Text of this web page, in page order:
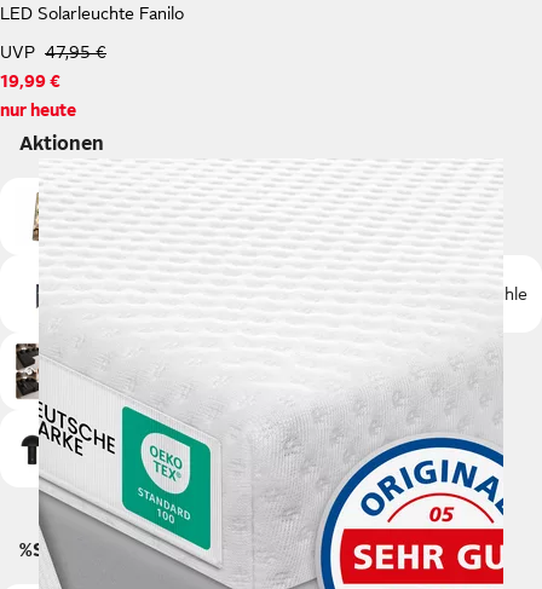
LED Solarleuchte Fanilo
UVP 47,95 €
19,99 €
nur heute
Aktionen
Dekoration Beleuchtung
Aufbewahrung Schränke Stühle
Sofas Wohnlandschaften Ecksofas
Lampen Möbel
%Sale Kategorien